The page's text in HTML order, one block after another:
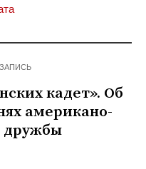
кадет». Об
американо-
дружбы